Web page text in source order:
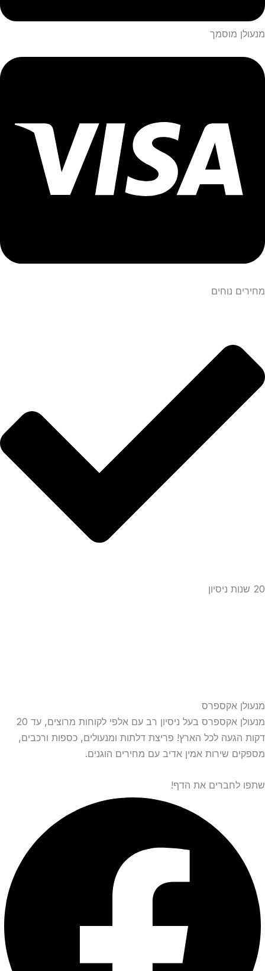
מנעולן מוסמך
מחירים נוחים
20 שנות ניסיון
מנעולן אקספרס
מנעולן אקספרס בעל ניסיון רב עם אלפי לקוחות מרוצים, עד 20
דקות הגעה לכל הארץ! פריצת דלתות ומנעולים, כספות ורכבים,
מספקים שירות אמין אדיב עם מחירים הוגנים.
שתפו לחברים את הדף!